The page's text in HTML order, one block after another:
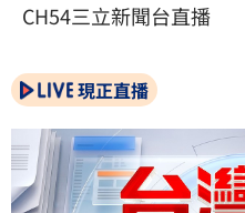
CH54三立新聞台直播
現正直播